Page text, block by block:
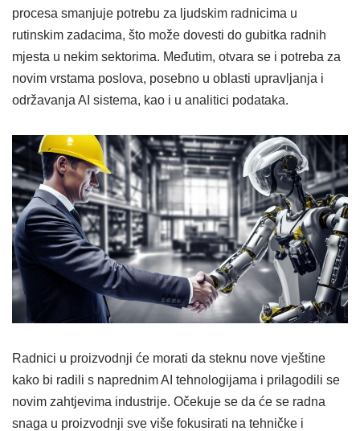
procesa smanjuje potrebu za ljudskim radnicima u
rutinskim zadacima, što može dovesti do gubitka radnih
mjesta u nekim sektorima. Međutim, otvara se i potreba za
novim vrstama poslova, posebno u oblasti upravljanja i
održavanja AI sistema, kao i u analitici podataka.
Radnici u proizvodnji će morati da steknu nove vještine
kako bi radili s naprednim AI tehnologijama i prilagodili se
novim zahtjevima industrije. Očekuje se da će se radna
snaga u proizvodnji sve više fokusirati na tehničke i